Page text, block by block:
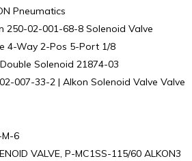
Pneumatics
250-02-001-68-8 Solenoid Valve
4-Way 2-Pos 5-Port 1/8
Solenoid 21874-03
007-33-2 | Alkon Solenoid Valve Valve
6
VALVE, P-MC1SS-115/60 ALKON3